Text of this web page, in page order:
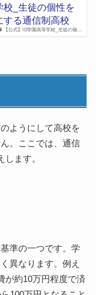
【公式】ID学園高等学校_生徒の個…
校_生徒の個性を
する通信制高校
ようにして高校を
。ここでは、通信
ます。
準の一つです。学
異なります。例え
が約10万円程度で済